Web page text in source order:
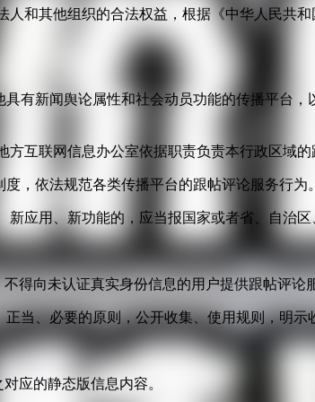
和其他组织的合法权益，根据《中华人民共
有新闻舆论属性和社会动员功能的传播平台
互联网信息办公室依据职责负责本行政区域
，依法规范各类传播平台的跟帖评论服务行为
应用、新功能的，应当报国家或者省、自治
得向未认证真实身份信息的用户提供跟帖评论
当、必要的原则，公开收集、使用规则，明
应的静态版信息内容。